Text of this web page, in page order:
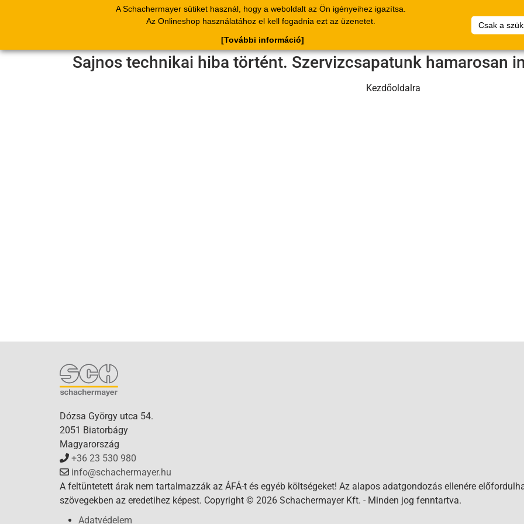
A Schachermayer sütiket használ, hogy a weboldalt az Ön igényeihez igazítsa.
Az Onlineshop használatához el kell fogadnia ezt az üzenetet.
Csak a
[További információ]
Termékek Katalógus Bizonylat Vállalat
Saját
Dokumentumok
Sajnos technikai hiba történt. Szervizcsapatunk hamarosan
Kezdőoldalra
Dózsa György utca 54.
2051 Biatorbágy
Magyarország
+36 23 530 980
info@schachermayer.hu
A feltüntetett árak nem tartalmazzák az ÁFÁ-t és egyéb költségeket! Az alapos adatgondozás ellenére
szövegekben az eredetihez képest. Copyright © 2026 Schachermayer Kft. - Minden jog fenntartva.
Adatvédelem